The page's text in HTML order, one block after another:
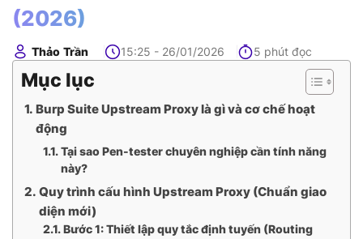
(2026)
Thảo Trần 15:25 - 26/01/2026 5 phút đọc
Mục lục
Burp Suite Upstream Proxy là gì và cơ chế hoạt
động
Tại sao Pen-tester chuyên nghiệp cần tính năng
này?
Quy trình cấu hình Upstream Proxy (Chuẩn giao
diện mới)
Bước 1: Thiết lập quy tắc định tuyến (Routing